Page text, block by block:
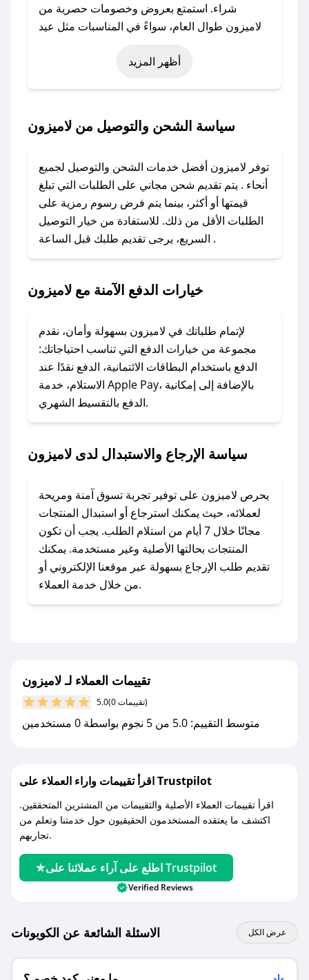
شراء. استمتع بعروض وخصومات حصرية من
لاميزون طوال العام، سواءً في المناسبات مثل عيد
الفطر، عيد الأضحى، الجمعة البيضاء (شهر نوفمبر)،
رمضان، اليوم الوطني، يوم التأسيس، أو حتى عروض
باستخدام تطبيق صحصح، يمكنك العثور بسهولة على
تواصل معنا عبر تويتر أو البريد الإلكتروني لإضافته
بسرعة.
### كيفية استخدام كود خصم لاميزون؟
1. انسخ كود الخصم من تطبيق صحصح.
2. الصقه في خانة الدفع عند التسوق من لاميزون.
### ماذا أفعل إذا لم يعمل كود الخصم؟
الرسائل الخاصة على تويتر أو البريد الإلكتروني،
وسنقوم بحل المشكلة في أسرع وقت ممكن.
### ماذا أفعل إذا لم أجد كود خصم لمتجري
المفضل؟
في حال عدم توفر كوبونات لمتجرك المفضل، يمكنك
أسرع وقت ممكن.
### كيف تحصل على كوبونات خصم حصرية من
لاميزون؟
للحصول على كوبونات وخصومات حصرية، قم بما
يلي:
- اضغط على أيقونة متابعة لمتجر لاميزون في تطبيق
صحصح.
مع صحصح، تسوق بذكاء ووفّر على كل مشترياتك مع
أظهر المزيد
سياسة الشحن والتوصيل من لاميزون
توفر لاميزون أفضل خدمات الشحن والتوصيل لجميع
أنحاء . يتم تقديم شحن مجاني على الطلبات التي تبلغ
قيمتها أو أكثر، بينما يتم فرض رسوم رمزية على
الطلبات الأقل من ذلك. للاستفادة من خيار التوصيل
السريع، يرجى تقديم طلبك قبل الساعة .
خيارات الدفع الآمنة مع لاميزون
لإتمام طلباتك في لاميزون بسهولة وأمان، نقدم
مجموعة من خيارات الدفع التي تناسب احتياجاتك:
الدفع باستخدام البطاقات الائتمانية، الدفع نقدًا عند
الاستلام، خدمة Apple Pay، بالإضافة إلى إمكانية
الدفع بالتقسيط الشهري.
سياسة الإرجاع والاستبدال لدى لاميزون
يحرص لاميزون على توفير تجربة تسوق آمنة ومريحة
لعملائه، حيث يمكنك استرجاع أو استبدال المنتجات
مجانًا خلال 7 أيام من استلام الطلب. يجب أن تكون
المنتجات بحالتها الأصلية وغير مستخدمة. يمكنك
تقديم طلب الإرجاع بسهولة عبر موقعنا الإلكتروني أو
من خلال خدمة العملاء.
تقييمات العملاء لـ لاميزون
5.0 (0 تقييمات)
متوسط التقييم: 5.0 من 5 نجوم بواسطة 0 مستخدمين
اقرأ تقييمات واراء العملاء على Trustpilot
اقرأ تقييمات العملاء الأصلية والتقييمات من المشترين المتحققين.
اكتشف ما يعتقده المستخدمون الحقيقيون حول خدمتنا وتعلم من
تجاربهم.
اطلع على آراء عملائنا على Trustpilot
Verified Reviews
الاسئلة الشائعة عن الكوبونات عرض الكل